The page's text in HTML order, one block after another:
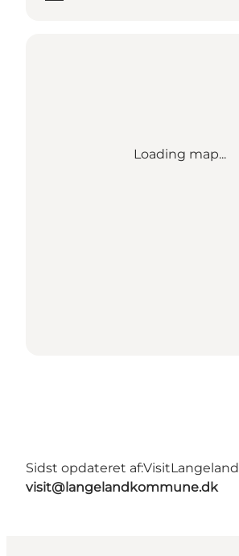
Loading map...
Sidst opdateret af:VisitLangeland
visit@langelandkommune.dk